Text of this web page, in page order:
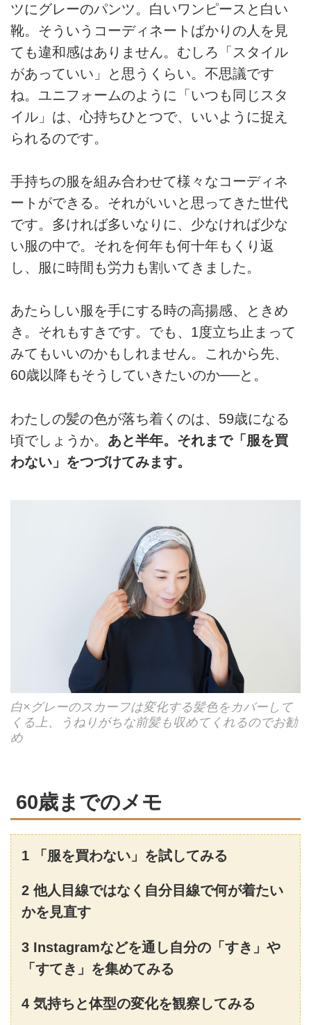
ツにグレーのパンツ。⽩いワンピースと白い
靴。そういうコーディネートばかりの⼈を⾒
ても違和感はありません。むしろ「スタイル
があっていい」と思うくらい。不思議です
ね。ユニフォームのように「いつも同じスタ
イル」は、⼼持ちひとつで、いいように捉え
られるのです。
⼿持ちの服を組み合わせて様々なコーディネ
ートができる。それがいいと思ってきた世代
です。多ければ多いなりに、少なければ少な
い服の中で。それを何年も何⼗年もくり返
し、服に時間も労⼒も割いてきました。
あたらしい服を⼿にする時の⾼揚感、ときめ
き。それもすきです。でも、1度⽴ち⽌まって
みてもいいのかもしれません。これから先、
60歳以降もそうしていきたいのか──と。
わたしの髪の⾊が落ち着くのは、59歳になる
頃でしょうか。 あと半年。それまで「服を買
わない」をつづけてみます。
白×グレーのスカーフは変化する髪色をカバーして
くる上、うねりがちな前髪も収めてくれるのでお勧
め
60歳までのメモ
1 「服を買わない」を試してみる
2 他⼈⽬線ではなく⾃分⽬線で何が着たい
かを⾒直す
3 Instagramなどを通し⾃分の「すき」や
「すてき」を集めてみる
4 気持ちと体型の変化を観察してみる